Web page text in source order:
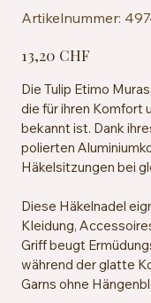
Artikelnummer:
13,20 CHF
Die Tulip Etimo
die für ihren Komfort
bekannt ist. Dank
polierten
Häkelsitzungen bei
Diese Häkelnadel
Kleidung,
Griff beugt
während der glatte
Garns ohne